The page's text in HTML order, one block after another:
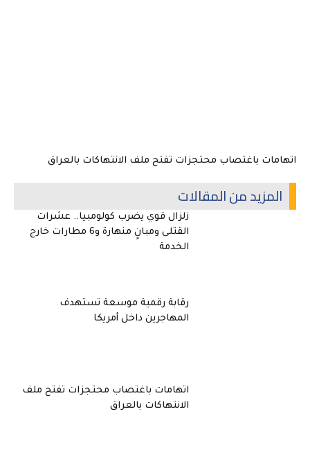
اتهامات باغتصاب محتجزات تفتح ملف الانتهاكات بالعراق
المزيد من المقالات
زلزال قوي يضرب كولومبيا.. عشرات
القتلى ومبانٍ منهارة و6 مطارات خارج
الخدمة
رقابة رقمية موسعة تستهدف
المهاجرين داخل أمريكا
اتهامات باغتصاب محتجزات تفتح ملف
الانتهاكات بالعراق